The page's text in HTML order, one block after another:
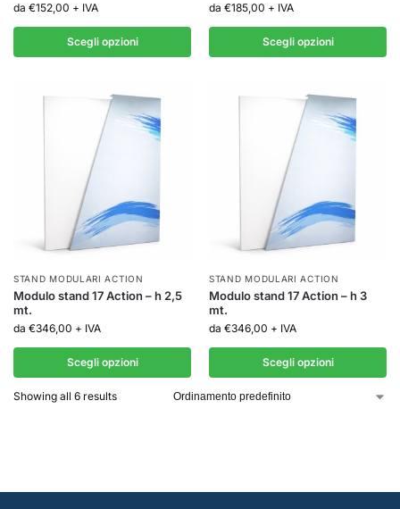
da €152,00 + IVA
Scegli opzioni
da €185,00 + IVA
Scegli opzioni
STAND MODULARI ACTION
Modulo stand 17 Action – h 2,5
mt.
da €346,00 + IVA
Scegli opzioni
STAND MODULARI ACTION
Modulo stand 17 Action – h 3
mt.
da €346,00 + IVA
Scegli opzioni
Showing all 6 results